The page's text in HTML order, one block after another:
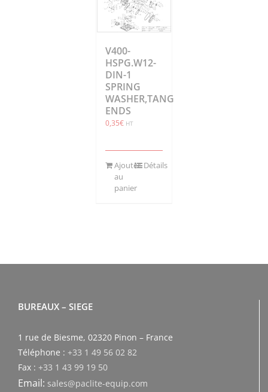
V400-
HSPG.W12-
DIN-1
SPRING
WASHER,TANG
ENDS
0,35€ HT
Ajouter
au
panier
Détails
BUREAUX – SIEGE
1 rue de Biesme, 02320 Pinon – France
Téléphone : +33 1 49 56 02 82
Fax : +33 1 43 99 19 50
Email: sales@paclite-equip.com